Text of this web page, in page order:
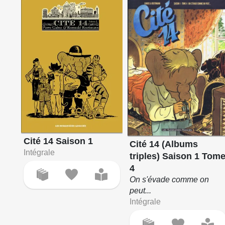
Cité 14 Saison 1
Intégrale
Cité 14 (Albums
triples) Saison 1
4
On s'évade comme on
peut...
Intégrale